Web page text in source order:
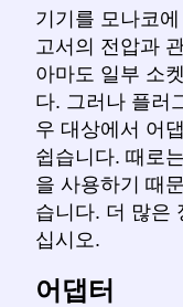
기기를 모나코
고서의 전압과
아마도 일부 소
다. 그러나 플러
우 대상에서 어
쉽습니다. 때로
을 사용하기 때
습니다. 더 많은
십시오.
어댑터